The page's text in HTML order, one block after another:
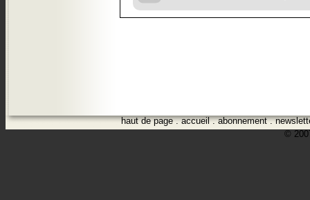
haut de page.accueil.abonnement.
©